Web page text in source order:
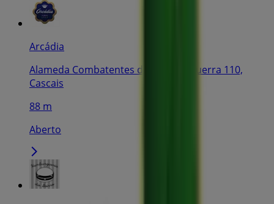
Arcádia
Alameda Combatentes da Grande Guerra 110,
Cascais
88 m
Aberto